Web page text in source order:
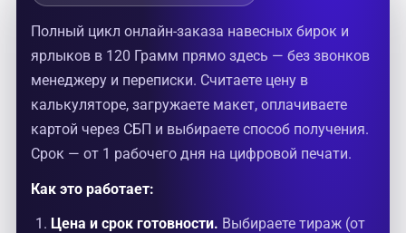
Полный цикл онлайн-заказа навесных бирок и
ярлыков в 120 Грамм прямо здесь — без звонков
менеджеру и переписки. Считаете цену в
калькуляторе, загружаете макет, оплачиваете
картой через СБП и выбираете способ получения.
Срок — от 1 рабочего дня на цифровой печати.
Как это работает:
Цена и срок готовности. Выбираете тираж (от